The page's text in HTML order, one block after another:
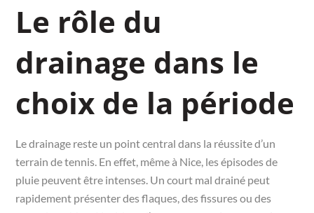
Le rôle du
drainage dans le
choix de la période
Le drainage reste un point central dans la réussite d’un
terrain de tennis. En effet, même à Nice, les épisodes de
pluie peuvent être intenses. Un court mal drainé peut
rapidement présenter des flaques, des fissures ou des